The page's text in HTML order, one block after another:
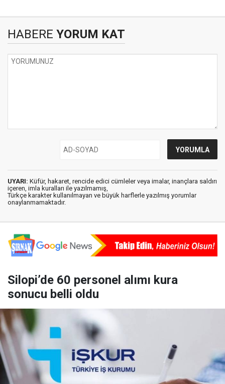
HABERE YORUM KAT
UYARI: Küfür, hakaret, rencide edici cümleler veya imalar, inançlara saldırı
içeren, imla kuralları ile yazılmamış,
Türkçe karakter kullanılmayan ve büyük harflerle yazılmış yorumlar
onaylanmamaktadır.
Silopi’de 60 personel alımı kura
sonucu belli oldu